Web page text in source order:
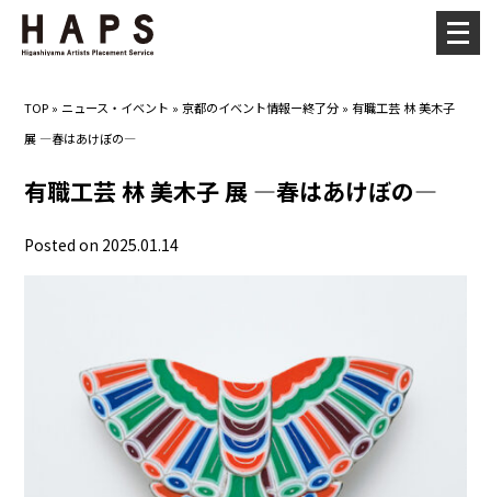
TOP » ニュース・イベント »京都のイベント情報ー終了分 » 有職工芸 林 美木子
展 ―春はあけぼの―
有職工芸 林 美木子 展 ―春はあけぼの―
Posted on 2025.01.14
メ
ニ
ー